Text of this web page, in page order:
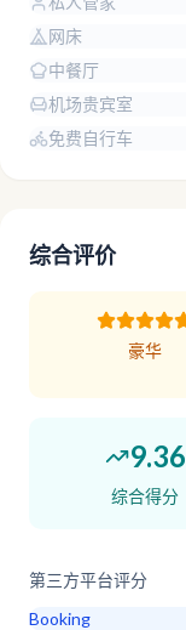
网床
中餐厅
机场贵宾室
免费自行车
综合评价
豪华
9.36
综合得分
第三方平台评分
Booking